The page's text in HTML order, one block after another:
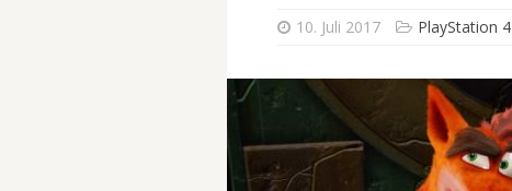
10. Juli 2017 PlayStation 4